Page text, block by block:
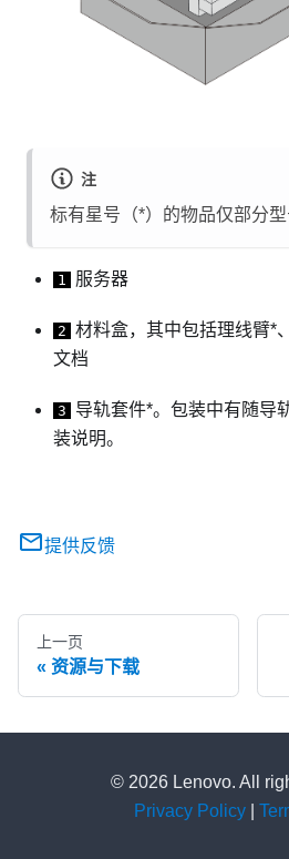
注
标有星号（*）的物品仅部分型
1 服务器
2 材料盒，其中包括理线臂*
文档
3
导轨套件*。包装中有随导
装说明。
提供反馈
上一页
资源与下载
© 2026 Lenovo. All
Privacy Policy